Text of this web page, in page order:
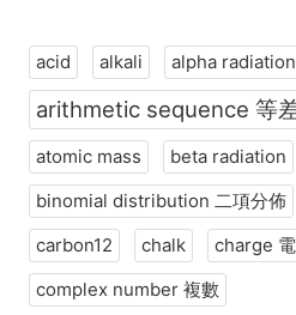
acid alkali alpha radiation
arithmetic sequence 等
atomic mass
beta radiation
binomial distribution 二項分佈
carbon12
chalk
charge
complex number 複數